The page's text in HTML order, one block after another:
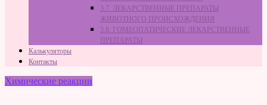
3.7. ЛЕКАРСТВЕННЫЕ ПРЕПАРАТЫ
ЖИВОТНОГО ПРОИСХОЖДЕНИЯ
3.8. ГОМЕОПАТИЧЕСКИЕ ЛЕКАРСТВЕННЫЕ
ПРЕПАРАТЫ
Калькуляторы
Контакты
Химические реакции